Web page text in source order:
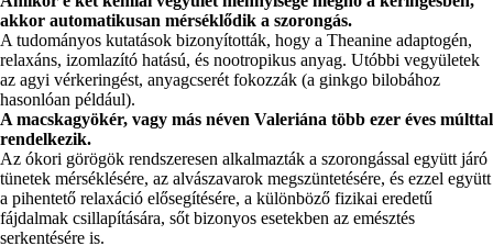
akkor automatikusan mérséklődik a szorongás.
A tudományos kutatások bizonyították, hogy a Theanine adaptogén,
relaxáns, izomlazító hatású, és nootropikus anyag. Utóbbi vegyületek
az agyi vérkeringést, anyagcserét fokozzák (a ginkgo bilobához
hasonlóan például).
A macskagyökér, vagy más néven Valeriána több ezer éves múlttal
rendelkezik.
Az ókori görögök rendszeresen alkalmazták a szorongással együtt járó
tünetek mérséklésére, az alvászavarok megszüntetésére, és ezzel együtt
a pihentető relaxáció elősegítésére, a különböző fizikai eredetű
fájdalmak csillapítására, sőt bizonyos esetekben az emésztés
serkentésére is.